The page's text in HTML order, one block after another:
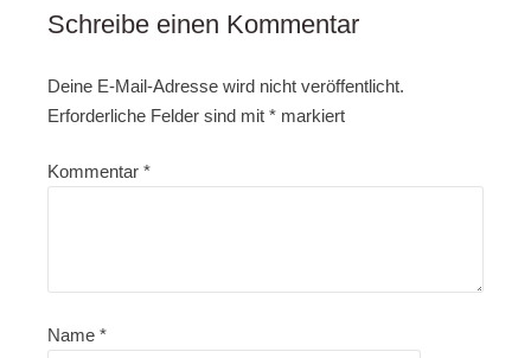
Schreibe einen Kommentar
Deine E-Mail-Adresse wird nicht veröffentlicht.
Erforderliche Felder sind mit * markiert
Kommentar *
Name *